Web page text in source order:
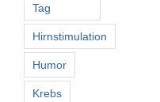
Tag
Hirnstimulation
Humor
Krebs